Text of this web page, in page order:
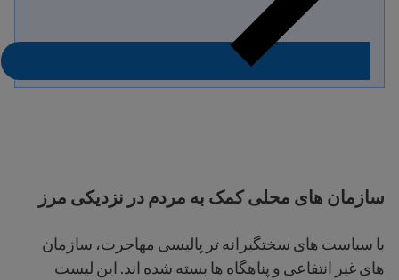
سازمان های محلی کمک به مردم در نزدیکی مرز
با سیاست های سختگیرانه تر پالیسی مهاجرت، سازمان
های غیر انتفاعی و پناهگاه ها بسته شده اند. این لیست